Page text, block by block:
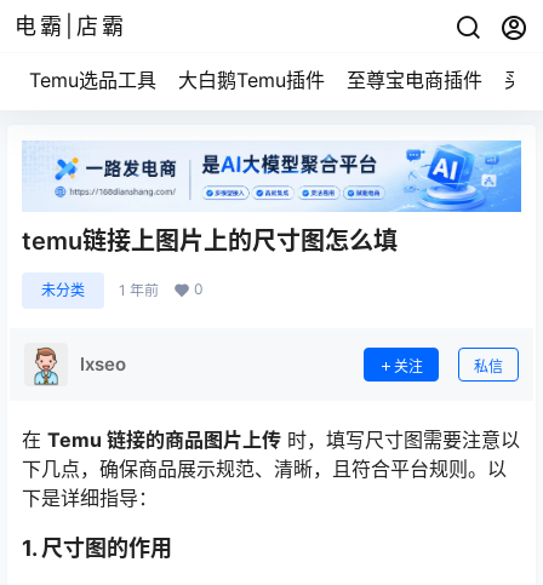
电霸|店霸
Temu选品工具 大白鹅Temu插件 至尊宝电商插件 买
temu链接上图片上的尺寸图怎么填
未分类 1 年前 0
lxseo 关注 私信
在 Temu 链接的商品图片上传 时，填写尺寸图需要注意以
下几点，确保商品展示规范、清晰，且符合平台规则。以
下是详细指导：
1. 尺寸图的作用